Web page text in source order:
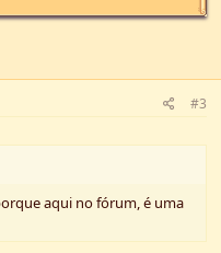
#3
aqui no fórum, é uma